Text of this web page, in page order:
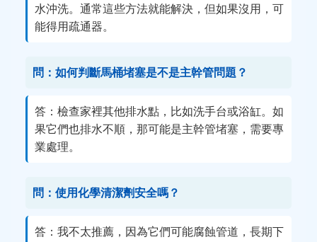
水沖洗。通常這些方法就能解決，但如果沒用，可
能得用疏通器。
問：如何判斷馬桶堵塞是不是主幹管問題？
答：檢查家裡其他排水點，比如洗手台或浴缸。如
果它們也排水不順，那可能是主幹管堵塞，需要專
業處理。
問：使用化學清潔劑安全嗎？
答：我不太推薦，因為它們可能腐蝕管道，長期下